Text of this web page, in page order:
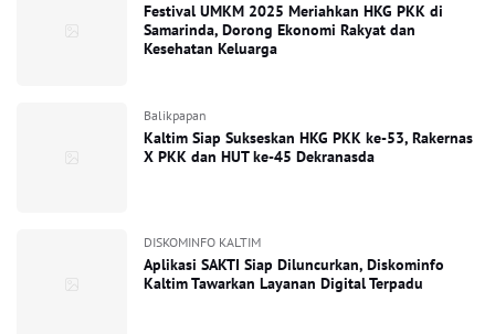
Festival UMKM 2025 Meriahkan HKG PKK di
Samarinda, Dorong Ekonomi Rakyat dan
Kesehatan Keluarga
Balikpapan
Kaltim Siap Sukseskan HKG PKK ke-53, Rakernas
X PKK dan HUT ke-45 Dekranasda
DISKOMINFO KALTIM
Aplikasi SAKTI Siap Diluncurkan, Diskominfo
Kaltim Tawarkan Layanan Digital Terpadu